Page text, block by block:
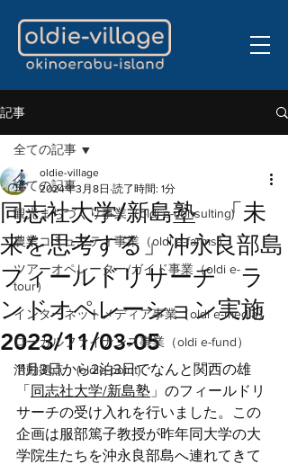
記事
全ての記事
観光まちづくり事業（oldi e-consulting)
農業コミュニティ事業（oldi e-farms）
ツアーオペレーター/ガイド事業（oldi e-
tour）
インターネットメディア事業（oldi e-media）
ローカルファイナンス事業（oldi e-fund）
活動拠点 (oldie-point)
全ての記事
同志社大学/新島塾 「未
来を思考する」沖永良部島
フィールドリサーチ ラ
ンドオペレーション実施
2023/11/03-05
oldie-village
2024年3月8日 読了時間: 1分
11月3日から2泊3日でなんと関西の雄
「 同志社大学/新島塾 」のフィールドリ
サーチの受け入れを行いました。この
企画は服部篤子教授が昨年同大学の大
学院生たちを沖永良部島へ連れてきて